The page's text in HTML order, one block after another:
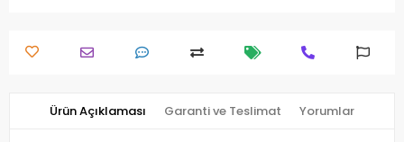
Ürün Açıklaması Garanti ve Teslimat Yorumlar